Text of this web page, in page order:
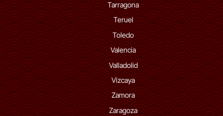
Tarragona
Teruel
Toledo
Valencia
Valladolid
Vizcaya
Zamora
Zaragoza